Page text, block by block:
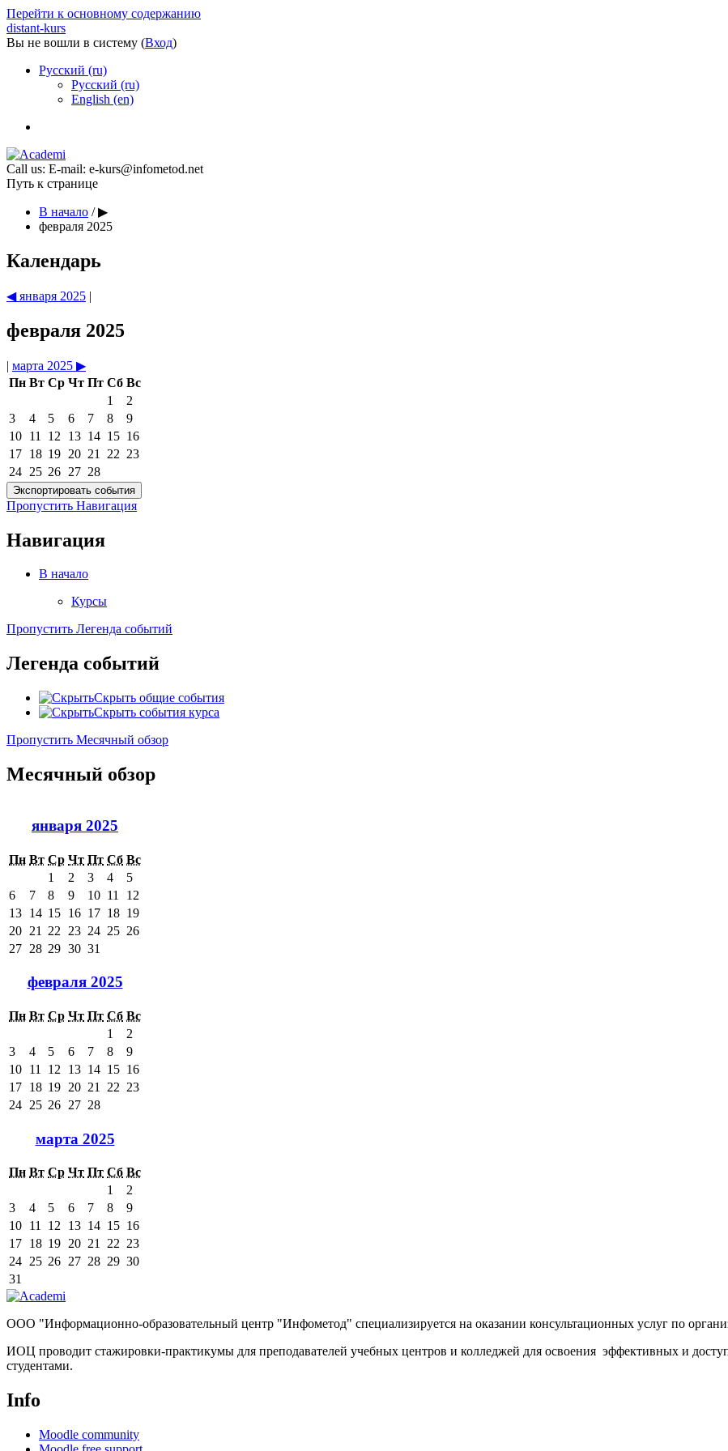
Перейти к основному содержанию
distant-kurs
Вы не вошли в систему (Вход)
Русский ‎(ru)‎
Русский ‎(ru)‎
English ‎(en)‎
Call us: E-mail: e-kurs@infometod.net
Путь к странице
В начало / ▶︎
февраля 2025
Календарь
◀︎ января 2025 |
февраля 2025
| марта 2025 ▶︎
Пн Вт Ср Чт Пт Сб Вс
1
2
3
4 5 6 7 8
9
10 11 12 13 14 15 16
17 18 19 20 21 22 23
24 25 26 27 28
Пропустить Навигация
Навигация
В начало
Курсы
Пропустить Легенда событий
Легенда событий
Скрыть общие события
Скрыть события курса
Пропустить Месячный обзор
Месячный обзор
января 2025
Пн Вт Ср Чт Пт Сб Вс
1
2 3 4
5
6
7 8 9 10 11
12
13 14 15 16 17 18 19
20 21 22 23 24 25 26
27 28 29 30 31
февраля 2025
Пн Вт Ср Чт Пт Сб Вс
1
2
3
4 5 6 7 8
9
10 11 12 13 14 15 16
17 18 19 20 21 22 23
24 25 26 27 28
марта 2025
Пн Вт Ср Чт Пт Сб Вс
1
2
3
4 5 6 7 8
9
10 11 12 13 14 15 16
17 18 19 20 21 22 23
24 25 26 27 28 29 30
31
ООО "Информационно-образовательный центр "Инфометод" специализируется на оказании консультационных услуг по
ИОЦ проводит стажировки-практикумы для преподавателей учебных центров и колледжей для освоения эффективных и
студентами.
Info
Moodle community